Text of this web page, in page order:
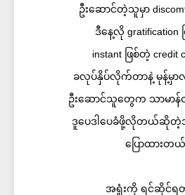
ဦးဆောင်တဲ့သူမှာ
ဒီနေ့လို
instant ဖြစ်တဲ့ credit
ခလုပ်နှိပ်လိုက်တာနဲ့ မုန့်မှ
ဦးဆောင်သူတွေက သာမာ
ဒူပေဒါပေခံဖို့လိုတယ်ဆိုတဲ့
ပြောထားတ
အရှုံးကို ရင်ဆိုင်ရ